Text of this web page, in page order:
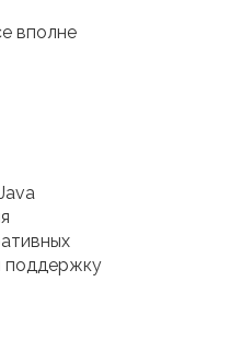
вполне
поддержку